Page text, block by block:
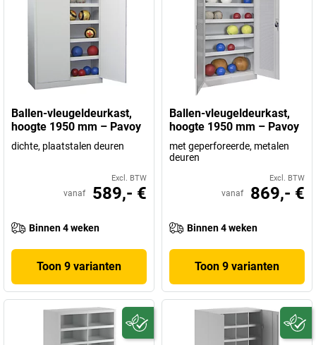
Ballen-vleugeldeurkast,
hoogte 1950 mm – Pavoy
dichte, plaatstalen deuren
Excl. BTW
vanaf 589,- €
Binnen 4 weken
Toon 9 varianten
Ballen-vleugeldeurkast,
hoogte 1950 mm – Pavoy
met geperforeerde, metalen
deuren
Excl. BTW
vanaf 869,- €
Binnen 4 weken
Toon 9 varianten